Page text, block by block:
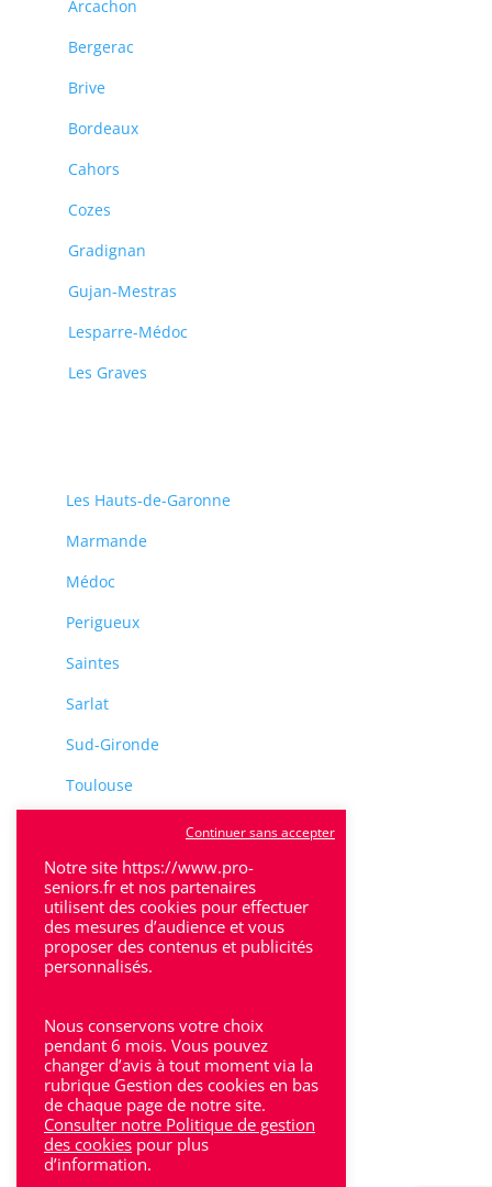
Arcachon
Bergerac
Brive
Bordeaux
Cahors
Cozes
Gradignan
Gujan-Mestras
Lesparre-Médoc
Les Graves
Les Hauts-de-Garonne
Marmande
Médoc
Perigueux
Saintes
Sarlat
Sud-Gironde
Toulouse
Villeneuve-Sur-Lot
Bron
Lyon
Lyon 6
Villeurbanne
Notre site https://www.pro-
seniors.fr et nos partenaires
utilisent des cookies pour effectuer
des mesures d’audience et vous
proposer des contenus et publicités
personnalisés.
Nous conservons votre choix
pendant 6 mois. Vous pouvez
changer d’avis à tout moment via la
rubrique Gestion des cookies en bas
de chaque page de notre site.
Consulter notre Politique de gestion
des cookies pour plus
d’information.
Continuer sans accepter